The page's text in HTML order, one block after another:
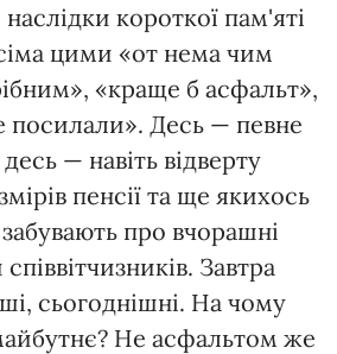
короткої пам'яті
цими «от нема чим
«краще б асфальт»,
посилали». Десь — певне
— навіть відверту
пенсії та ще якихось
про вчорашні
Завтра
сьогоднішні. На чому
Не асфальтом же